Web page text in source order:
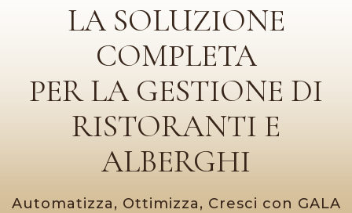
LA SOLUZIONE
COMPLETA
PER LA GESTIONE DI
RISTORANTI E
ALBERGHI
Automatizza, Ottimizza, Cresci con GALA